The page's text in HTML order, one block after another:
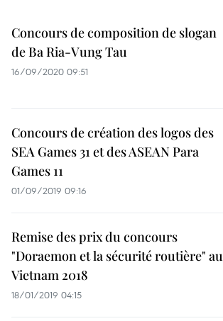
Concours de composition de slogan
de Ba Ria-Vung Tau
16/09/2020 09:51
Concours de création des logos des
SEA Games 31 et des ASEAN Para
Games 11
01/09/2019 09:16
Remise des prix du concours
"Doraemon et la sécurité routière" au
Vietnam 2018
18/01/2019 04:15